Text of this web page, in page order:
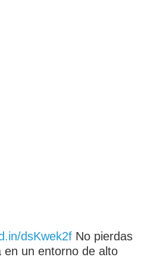
dsKwek2f No pierdas
en un entorno de alto